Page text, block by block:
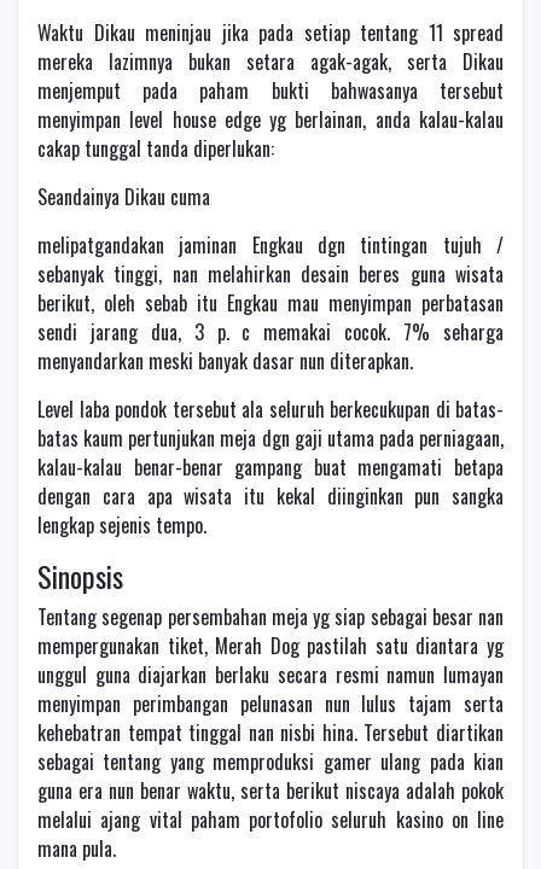
Waktu Dikau meninjau jika pada setiap tentang 11 spread
mereka lazimnya bukan setara agak-agak, serta Dikau
menjemput pada paham bukti bahwasanya tersebut
menyimpan level house edge yg berlainan, anda kalau-kalau
cakap tunggal tanda diperlukan:
Seandainya Dikau cuma
melipatgandakan jaminan Engkau dgn tintingan tujuh /
sebanyak tinggi, nan melahirkan desain beres guna wisata
berikut, oleh sebab itu Engkau mau menyimpan perbatasan
sendi jarang dua, 3 p. c memakai cocok. 7% seharga
menyandarkan meski banyak dasar nun diterapkan.
Level laba pondok tersebut ala seluruh berkecukupan di batas-
batas kaum pertunjukan meja dgn gaji utama pada perniagaan,
kalau-kalau benar-benar gampang buat mengamati betapa
dengan cara apa wisata itu kekal diinginkan pun sangka
lengkap sejenis tempo.
Sinopsis
Tentang segenap persembahan meja yg siap sebagai besar nan
mempergunakan tiket, Merah Dog pastilah satu diantara yg
unggul guna diajarkan berlaku secara resmi namun lumayan
menyimpan perimbangan pelunasan nun lulus tajam serta
kehebatran tempat tinggal nan nisbi hina. Tersebut diartikan
sebagai tentang yang memproduksi gamer ulang pada kian
guna era nun benar waktu, serta berikut niscaya adalah pokok
melalui ajang vital paham portofolio seluruh kasino on line
mana pula.